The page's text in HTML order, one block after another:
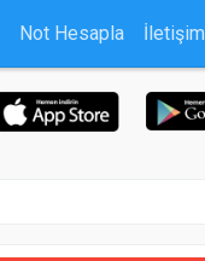
Not Hesapla İletişim